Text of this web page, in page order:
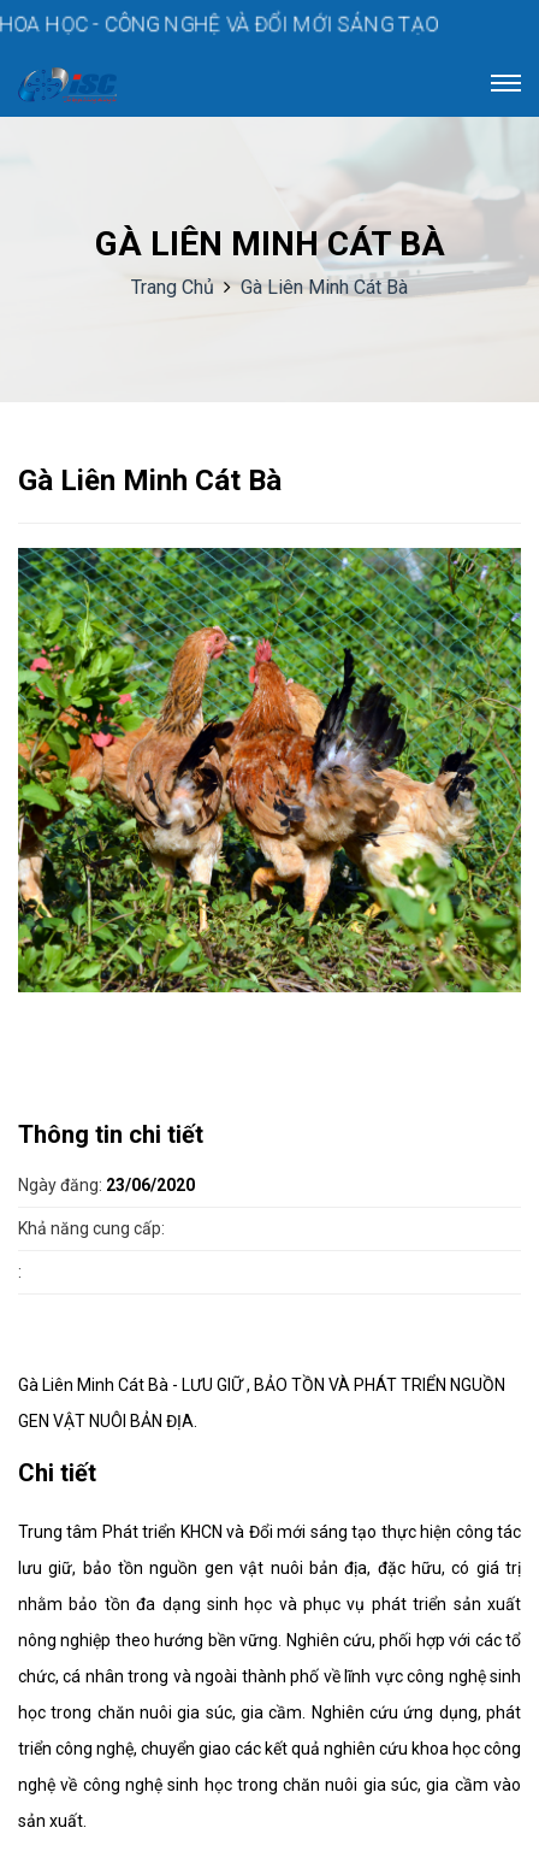
VÀ ĐỔI MỚI SÁNG TẠO
GÀ LIÊN MINH CÁT BÀ
Trang Chủ Gà Liên Minh Cát Bà
Gà Liên Minh Cát Bà
Thông tin chi tiết
Ngày đăng: 23/06/2020
Khả năng cung cấp:
:
Gà Liên Minh Cát Bà - LƯU GIỮ , BẢO TỒN VÀ PHÁT TRIỂN NGUỒN
GEN VẬT NUÔI BẢN ĐỊA.
Chi tiết
Trung tâm Phát triển KHCN và Đổi mới sáng tạo thực hiện công tác
lưu giữ, bảo tồn nguồn gen vật nuôi bản địa, đặc hữu, có giá trị
nhằm bảo tồn đa dạng sinh học và phục vụ phát triển sản xuất
nông nghiệp theo hướng bền vững. Nghiên cứu, phối hợp với các tổ
chức, cá nhân trong và ngoài thành phố về lĩnh vực công nghệ sinh
học trong chăn nuôi gia súc, gia cầm. Nghiên cứu ứng dụng, phát
triển công nghệ, chuyển giao các kết quả nghiên cứu khoa học công
nghệ về công nghệ sinh học trong chăn nuôi gia súc, gia cầm vào
sản xuất.